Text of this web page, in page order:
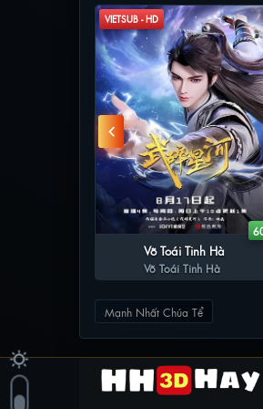
VIETSUB - HD
Võ Toái Tinh Hà
Võ Toái Tinh Hà
Mạnh Nhất Chúa Tể